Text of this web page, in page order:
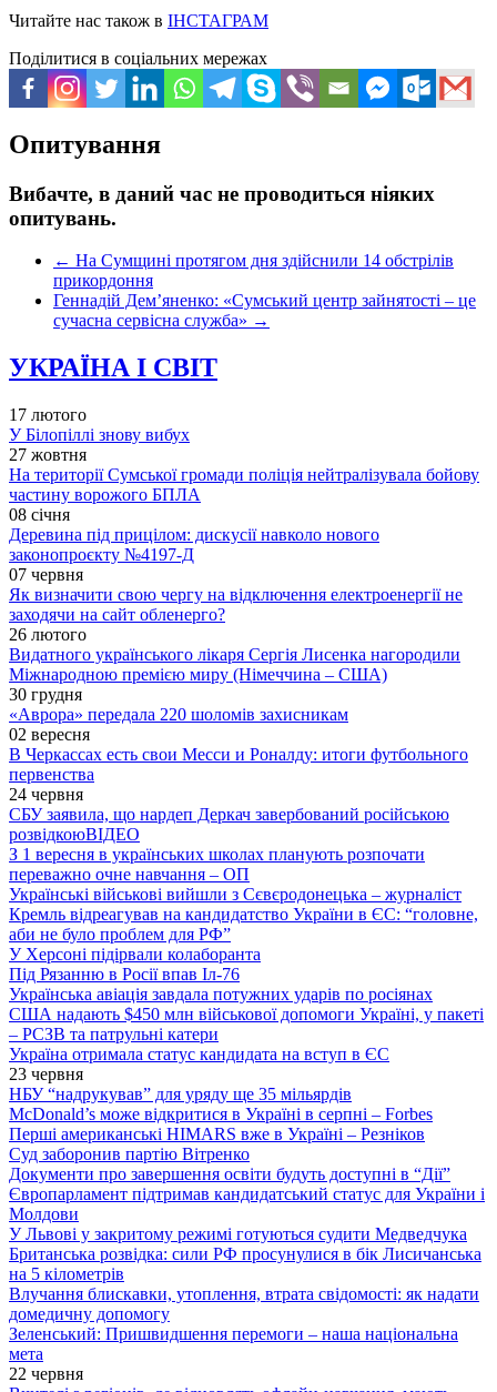
Читайте нас також в ІНСТАГРАМ
Поділитися в соціальних мережах
Опитування
Вибачте, в даний час не проводиться ніяких
опитувань.
← На Сумщині протягом дня здійснили 14 обстрілів
прикордоння
Геннадій Дем’яненко: «Сумський центр зайнятості – це
сучасна сервісна служба» →
УКРАЇНА І СВІТ
17 лютого
У Білопіллі знову вибух
27 жовтня
На території Сумської громади поліція нейтралізувала бойову
частину ворожого БПЛА
08 січня
Деревина під прицілом: дискусії навколо нового
законопроєкту №4197-Д
07 червня
Як визначити свою чергу на відключення електроенергії не
заходячи на сайт обленерго?
26 лютого
Видатного українського лікаря Сергія Лисенка нагородили
Міжнародною премією миру (Німеччина – США)
30 грудня
«Аврора» передала 220 шоломів захисникам
02 вересня
В Черкассах есть свои Месси и Роналду: итоги футбольного
первенства
24 червня
СБУ заявила, що нардеп Деркач завербований російською
розвідкоюВІДЕО
З 1 вересня в українських школах планують розпочати
переважно очне навчання – ОП
Українські військові вийшли з Сєвєродонецька – журналіст
Кремль відреагував на кандидатство України в ЄС: “головне,
аби не було проблем для РФ”
У Херсоні підірвали колаборанта
Під Рязанню в Росії впав Іл-76
Українська авіація завдала потужних ударів по росіянах
США надають $450 млн військової допомоги Україні, у пакеті
– РСЗВ та патрульні катери
Україна отримала статус кандидата на вступ в ЄС
23 червня
НБУ “надрукував” для уряду ще 35 мільярдів
McDonald’s може відкритися в Україні в серпні – Forbes
Перші американські HIMARS вже в Україні – Резніков
Суд заборонив партію Вітренко
Документи про завершення освіти будуть доступні в “Дії”
Європарламент підтримав кандидатський статус для України і
Молдови
У Львові у закритому режимі готуються судити Медведчука
Британська розвідка: сили РФ просунулися в бік Лисичанська
на 5 кілометрів
Влучання блискавки, утоплення, втрата свідомості: як надати
домедичну допомогу
Зеленський: Пришвидшення перемоги – наша національна
мета
22 червня